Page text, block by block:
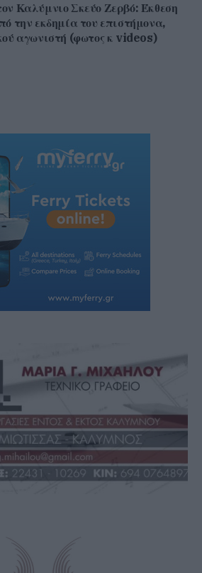
Καλύμνιο Σκεύο Ζερβό: Έκθεση
την εκδημία του επιστήμονα,
αγωνιστή (φωτος κ videos)